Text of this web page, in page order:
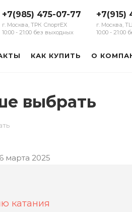
+7(985) 475-07-77
г. Москва, ТРК СпортЕХ
10:00 - 21:00 без выходных
+7(915)
г. Москва,
10:00 - 21:00
КАК КУПИТЬ О
выбрать
марта 2025
катания